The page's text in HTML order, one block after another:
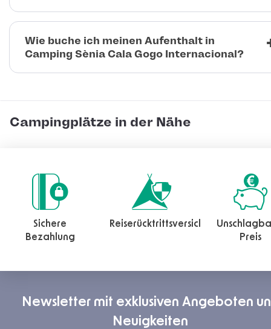
Wie buche ich meinen Aufenthalt in
Camping Sènia Cala Gogo Internacional?
Campingplätze in der Nähe
Sichere
Bezahlung
Reiserücktrittsversicherung
Preis
Newsletter mit exklusiven Angeboten
Neuigkeiten